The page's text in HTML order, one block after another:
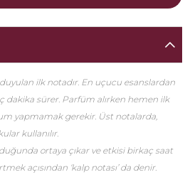
duyulan ilk notadır. En uçucu esanslardan
dakika sürer. Parfüm alırken hemen ilk
yapmamak gerekir. Üst notalarda,
kullanılır.
ortaya çıkar ve etkisi birkaç saat
açısından ‘kalp notası’ da denir.